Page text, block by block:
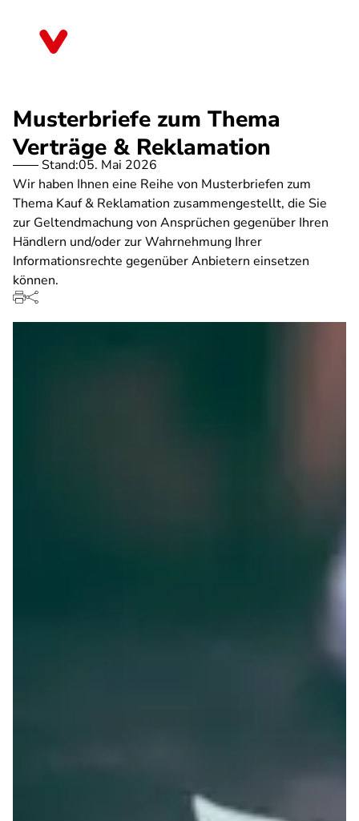
Musterbriefe zum Thema
Verträge & Reklamation
Stand:05. Mai 2026
Wir haben Ihnen eine Reihe von Musterbriefen zum
Thema Kauf & Reklamation zusammengestellt, die Sie
zur Geltendmachung von Ansprüchen gegenüber Ihren
Händlern und/oder zur Wahrnehmung Ihrer
Informationsrechte gegenüber Anbietern einsetzen
können.